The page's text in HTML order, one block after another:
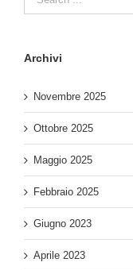
Archivi
Novembre 2025
Ottobre 2025
Maggio 2025
Febbraio 2025
Giugno 2023
Aprile 2023